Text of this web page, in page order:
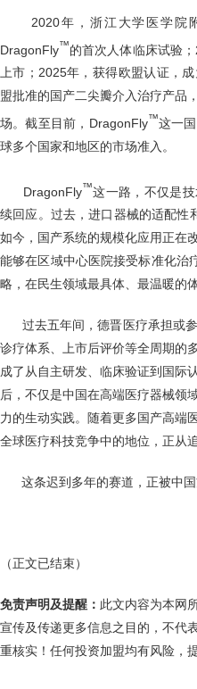
2020年，浙江大学医学院附
DragonFly™的首次人体临床试验
上市；2025年，获得欧盟认证，
盟批准的国产二尖瓣介入治疗产品
场。截至目前，DragonFly™这一
球多个国家和地区的市场准入。
DragonFly™这一路，不仅是
续回应。过去，进口器械的适配性
如今，国产系统的规模化应用正在
能够在区域中心医院接受标准化治
略，在民生领域最具体、最温暖的体
过去五年间，德晋医疗承担或参
诊疗体系、上市后评价等全周期的
成了从自主研发、临床验证到国际
后，不仅是中国在高端医疗器械领
力的生动实践。随着更多国产高端
全球医疗科技竞争中的地位，正从
这条迟到多年的赛道，正被中国
（正文已结束）
免责声明及提醒： 此文内容为本网
宣传及传递更多信息之目的，不代
重核实！任何投资加盟均有风险，